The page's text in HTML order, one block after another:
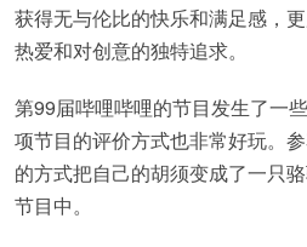
获得无与伦比的快乐和满足感，
热爱和对创意的独特追求。
第99届哔哩哔哩的节目发生了一
项节目的评价方式也非常好玩。
的方式把自己的胡须变成了一只
节目中。